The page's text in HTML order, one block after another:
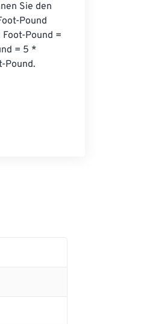
Sie den
Pound
Pound =
= 5 *
Pound.